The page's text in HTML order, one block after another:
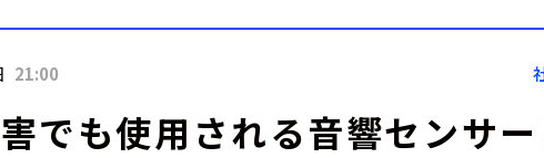
Podcast
会社
21:00
でも使用される音響センサー